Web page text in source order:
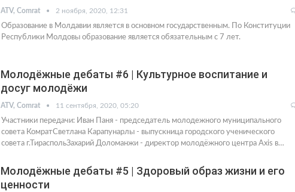
ATV, Comrat 2 ноября, 2020, 12:31
Образование в Молдавии является в основном государственным. По Конституции
Республики Молдовы образование является обязательным с 7 лет.
Молодёжные дебаты #6 | Культурное воспитание и
досуг молодёжи
ATV, Comrat 11 сентября, 2020, 05:20
Участники передачи: Иван Паня - председатель молодежного муниципального
совета КомратСветлана Карапунарлы - выпускница городского ученического
совета г.ТираспольЗахарий Доломанжи - директор молодёжного центра Axis в…
Молодёжные дебаты #5 | Здоровый образ жизни и его
ценности